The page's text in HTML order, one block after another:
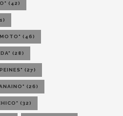
(42)
(46)
(28)
(27)
(26)
(32)